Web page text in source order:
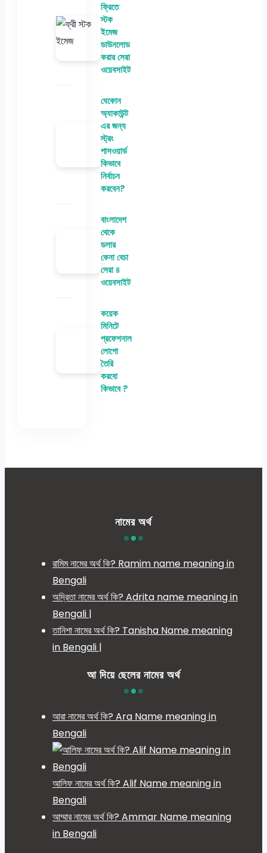
ফ্রিতে
স্টক
ইমেজ
ডাউনলোড
করার সেরা
ওয়েবসাইট
যেকোন
অ্যাকাউন্ট
এর জন্য
স্ট্রং
পাসওয়ার্ড
কিভাবে
নির্বাচন
করবেন?
বাংলাদেশ
থেকে
ডলার
কেনা বেচা
সেরা ৪
ওয়েবসাইট
কয়েক
মিনিটে
প্রফেশনাল
লোগো
তৈরি
করবো
কিভাবে ?
নামের অর্থ
রামিম নামের অর্থ কি? Ramim name meaning in
Bengali
অদ্রিতা নামের অর্থ কি? Adrita name meaning in
Bengali |
তানিশা নামের অর্থ কি? Tanisha Name meaning
in Bengali |
আ দিয়ে ছেলের নামের অর্থ
আরা নামের অর্থ কি? Ara Name meaning in
Bengali
আলিফ নামের অর্থ কি? Alif Name meaning in
Bengali
আম্মার নামের অর্থ কি? Ammar Name meaning
in Bengali